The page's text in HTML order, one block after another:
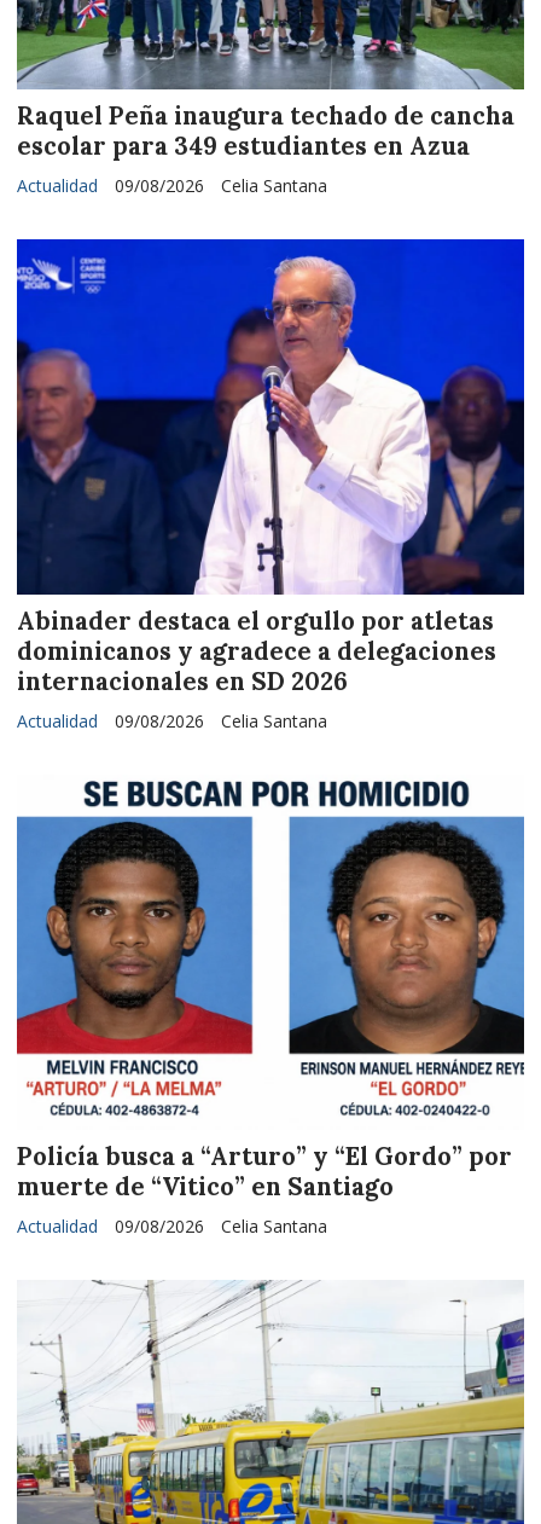
Raquel Peña inaugura techado de cancha
escolar para 349 estudiantes en Azua
Celia Santana
Actualidad 09/08/2026
Abinader destaca el orgullo por atletas
dominicanos y agradece a delegaciones
internacionales en SD 2026
Celia Santana
Actualidad 09/08/2026
Policía busca a “Arturo” y “El Gordo” por
muerte de “Vitico” en Santiago
Celia Santana
Actualidad 09/08/2026